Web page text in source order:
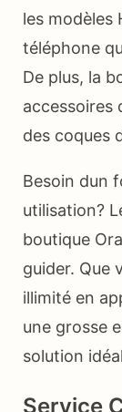
les modèles
téléphone
De plus, la
accessoires
des coques
Besoin dun
utilisation?
boutique
guider. Que
illimité en
une grosse
solution
Service